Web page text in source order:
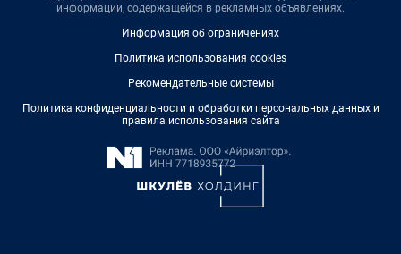
информации, содержащейся в рекламных объявлениях.
Информация об ограничениях
Политика использования cookies
Рекомендательные системы
Политика конфиденциальности и обработки персональных данных и
правила использования сайта